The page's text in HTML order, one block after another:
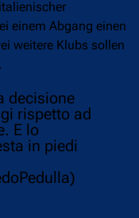
einem Abgang einen
weitere Klubs sollen
decisione
rispetto ad
E lo
in piedi